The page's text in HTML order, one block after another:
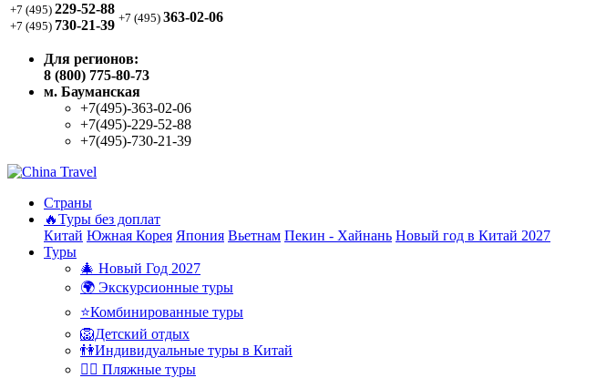
+7 (495) 229-52-88
+7 (495) 730-21-39 +7 (495) 363-02-06
Для регионов:
8 (800) 775-80-73
м. Бауманская
+7(495)-363-02-06
+7(495)-229-52-88
+7(495)-730-21-39
Страны
🔥Туры без доплат
Китай Южная Корея Япония Вьетнам Пекин - Хайнань Новый год в Китай 2027
Туры
🎄 Новый Год 2027
🌍 Экскурсионные туры
⭐Комбинированные туры
🦁Детский отдых
👫Индивидуальные туры в Китай
🏊‍♂ Пляжные туры